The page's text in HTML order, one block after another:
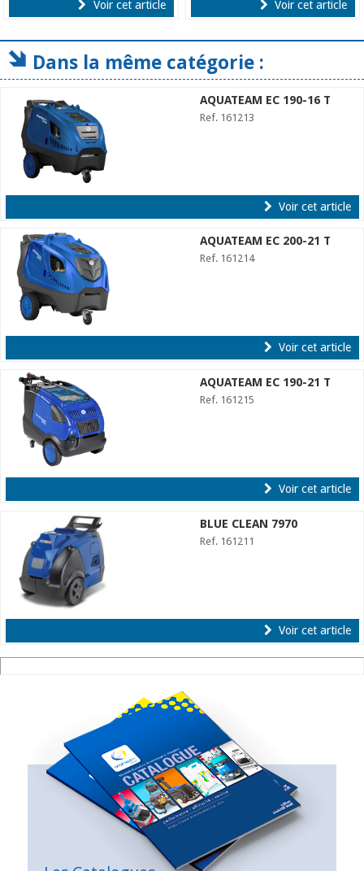
Voir cet article Voir cet article
Dans la même catégorie :
AQUATEAM EC 190-16 T
Ref. 161213
Voir cet article
AQUATEAM EC 200-21 T
Ref. 161214
Voir cet article
AQUATEAM EC 190-21 T
Ref. 161215
Voir cet article
BLUE CLEAN 7970
Ref. 161211
Voir cet article